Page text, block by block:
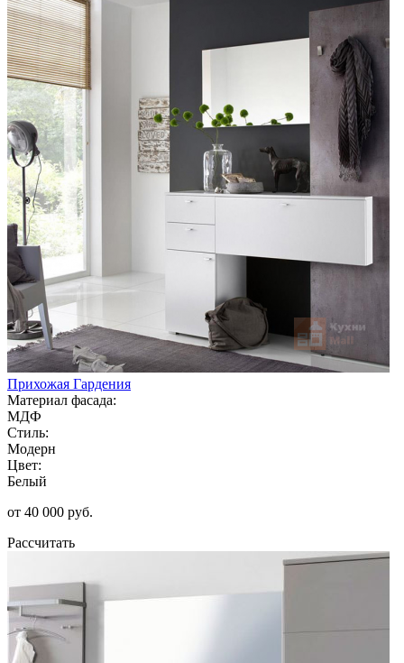
Прихожая Гардения
Материал фасада:
МДФ
Стиль:
Модерн
Цвет:
Белый
от 40 000 руб.
Рассчитать